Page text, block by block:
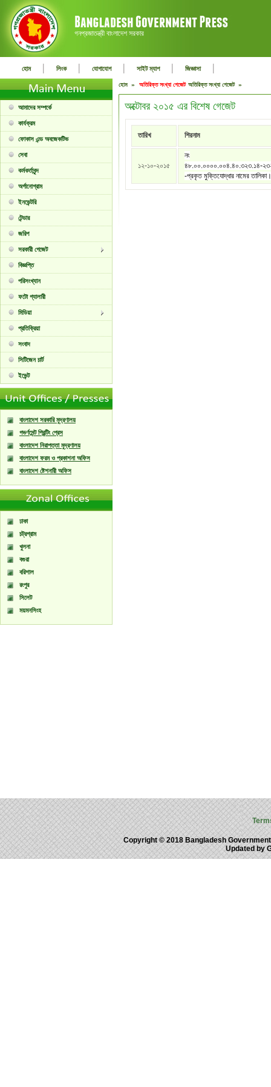
গনপ্রজাতন্ত্রী বাংলাদেশ সরকার
হোম | লিংক | যোগাযোগ | সাইট ম্যাপ | জিজ্ঞাসা |
আমাদের সম্পর্কে
কার্যক্রম
ফোকাস এন্ড অবজেকটিভ
সেবা
কর্মকর্তাবৃন্দ
অর্গানোগ্রাম
ইনভেন্টরি
টেন্ডার
জরিপ
সরকারী গেজেট
বিজ্ঞপ্তি
পরিসংখ্যান
ফটো গ্যালারী
মিডিয়া
প্রতিক্রিয়া
সংবাদ
সিটিজেন চার্ট
ইভেন্ট
বাংলাদেশ সরকারি মুদ্রণালয়
গভর্ণমেন্ট প্রিন্টিং প্রেস
বাংলাদেশ নিরাপত্তা মুদ্রণালয়
বাংলাদেশ ফরম ও প্রকাশনা অফিস
বাংলাদেশ ষ্টেশনারী অফিস
ঢাকা
চট্রগ্রাম
খুলনা
বগুরা
বরিশাল
রংপুর
সিলেট
ময়মনসিংহ
হোম » অতিরিক্ত সংখ্যা গেজেট অতিরিক্ত সংখ্যা গেজেট »
অক্টোবর ২০১৫ এর বিশেষ গেজেট
তারিখ শিরনাম
১২-১০-২০১৫
নং
৪৮.০০.০০০০.০০৪.৪০.৩২৩.১৪-
-প্রকৃত মুক্তিযোদ্ধার নামের তালিকা।
Copyright © 2018 Bangladesh
Updated by